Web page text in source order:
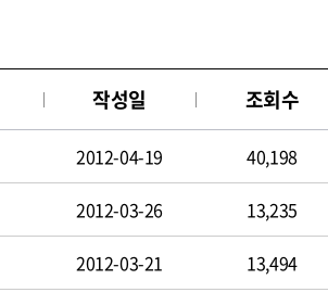
작성일 조회수
2012-04-19 40,198
2012-03-26 13,235
2012-03-21 13,494